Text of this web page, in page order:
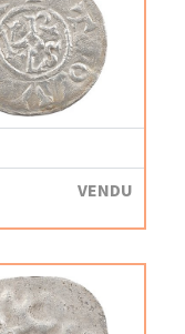
VENDU